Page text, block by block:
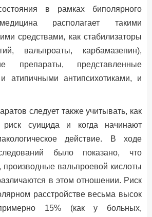
в рамках биполярного
располагает такими
средствами, как стабилизаторы
вальпроаты, карбамазепин),
препараты, представленные
атипичными антипсихотиками, и
следует также учитывать, как
суицида и когда начинают
действие. В ходе
было показано, что
производные вальпроевой кислоты
в этом отношении. Риск
расстройстве весьма высок
15% (как у больных,